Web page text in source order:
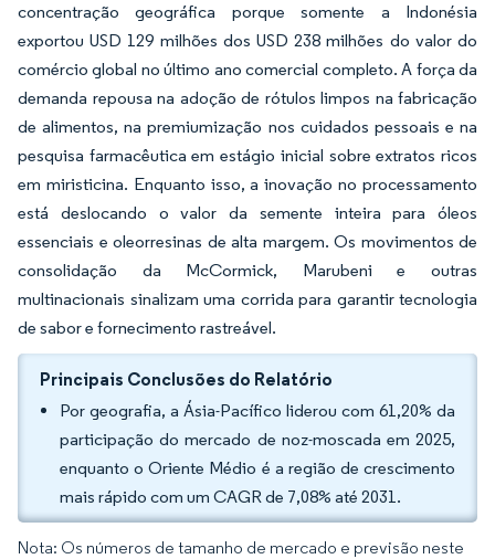
concentração geográfica porque somente a Indonésia
exportou USD 129 milhões dos USD 238 milhões do valor do
comércio global no último ano comercial completo. A força da
demanda repousa na adoção de rótulos limpos na fabricação
de alimentos, na premiumização nos cuidados pessoais e na
pesquisa farmacêutica em estágio inicial sobre extratos ricos
em miristicina. Enquanto isso, a inovação no processamento
está deslocando o valor da semente inteira para óleos
essenciais e oleorresinas de alta margem. Os movimentos de
consolidação da McCormick, Marubeni e outras
multinacionais sinalizam uma corrida para garantir tecnologia
de sabor e fornecimento rastreável.
Principais Conclusões do Relatório
Por geografia, a Ásia-Pacífico liderou com 61,20% da
participação do mercado de noz-moscada em 2025,
enquanto o Oriente Médio é a região de crescimento
mais rápido com um CAGR de 7,08% até 2031.
Nota: Os números de tamanho de mercado e previsão neste